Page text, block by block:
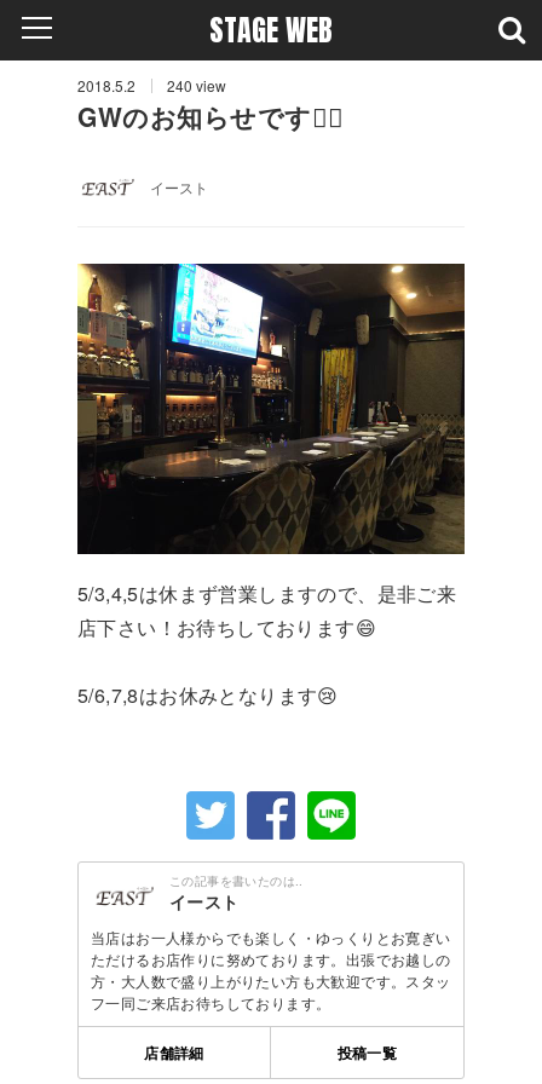
STAGE WEB
2018.5.2 240 view
GWのお知らせです✋🏻
イースト
5/3,4,5は休まず営業しますので、是非ご来
店下さい！お待ちしております😄
5/6,7,8はお休みとなります😢
この記事を書いたのは..
イースト
当店はお一人様からでも楽しく・ゆっくりとお寛ぎい
ただけるお店作りに努めております。出張でお越しの
方・大人数で盛り上がりたい方も大歓迎です。スタッ
フ一同ご来店お待ちしております。
店舗詳細 投稿一覧